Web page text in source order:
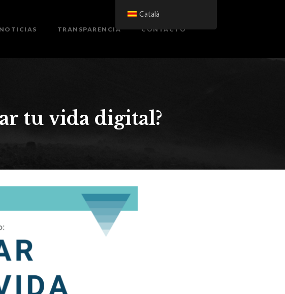
NOTICIAS TRANSPARENCIA CONTACTO
tu vida digital?
Català